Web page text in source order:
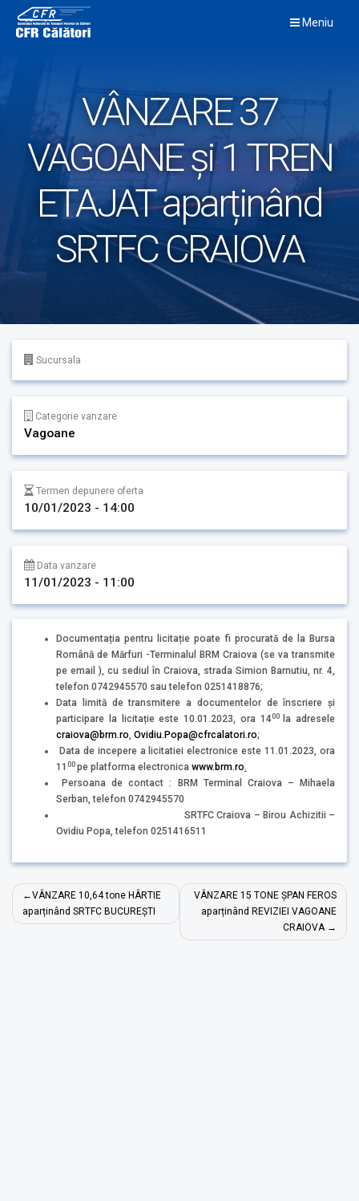
content
Meniu
VÂNZARE 37
VAGOANE și 1 TREN
ETAJAT aparținând
SRTFC CRAIOVA
Sucursala
Categorie vanzare
Vagoane
Termen depunere oferta
10/01/2023 - 14:00
Data vanzare
11/01/2023 - 11:00
Documentația pentru licitație poate fi procurată de la Bursa
Română de Mărfuri -Terminalul BRM Craiova (se va transmite
pe email ), cu sediul în Craiova, strada Simion Barnutiu, nr. 4,
telefon 0742945570 sau telefon 0251418876;
Data limită de transmitere a documentelor de înscriere și
participare la licitație este 10.01.2023, ora 1400 la adresele
craiova@brm.ro, Ovidiu.Popa@cfrcalatori.ro;
Data de incepere a licitatiei electronice este 11.01.2023, ora
11 00 pe platforma electronica www.brm.ro.
Persoana de contact : BRM Terminal Craiova – Mihaela
Serban, telefon 0742945570
SRTFC Craiova – Birou Achizitii –
Ovidiu Popa, telefon 0251416511
Navigare
în
VÂNZARE 10,64 tone HÂRTIE
aparținând SRTFC BUCUREȘTI
VÂNZARE 15 TONE ȘPAN FEROS
aparținând REVIZIEI VAGOANE
CRAIOVA